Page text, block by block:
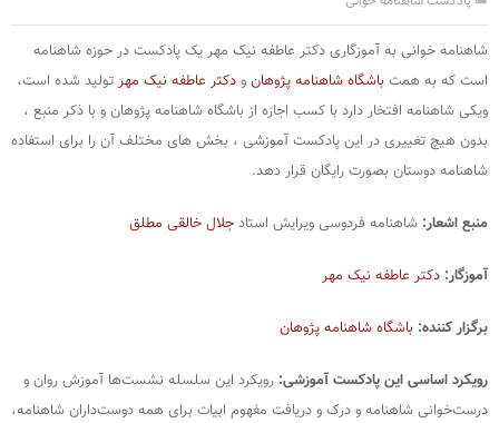
شاهنامه خوانی به آموزگاری دکتر عاطفه نیک مهر یک پادکست در حوزه شاهنامه
است که به همت باشگاه شاهنامه پژوهان و دکتر عاطفه نیک مهر تولید شده است،
ویکی شاهنامه افتخار دارد با کسب اجازه از باشگاه شاهنامه پژوهان و با ذکر منبع ،
بدون هیچ تغییری در این پادکست آموزشی ، بخش های مختلف آن را برای استفاده
شاهنامه دوستان بصورت رایگان قرار دهد.
منبع اشعار: شاهنامه فردوسی ویرایش استاد جلال خالقی مطلق
آموزگار: دکتر عاطفه نیک مهر
برگزار کننده: باشگاه شاهنامه پژوهان
رویکرد اساسی این پادکست آموزشی: رویکرد این سلسله نشست‌ها آموزش روان‌ و
درست‌خوانی شاهنامه و درک و دریافت مفهوم ابیات برای همه دوست‌داران شاهنامه،